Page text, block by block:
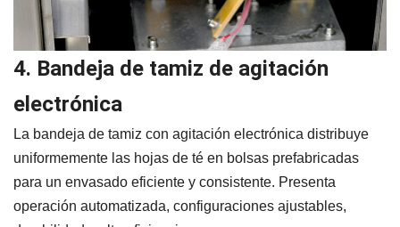
4. Bandeja de tamiz de agitación
electrónica
La bandeja de tamiz con agitación electrónica distribuye
uniformemente las hojas de té en bolsas prefabricadas
para un envasado eficiente y consistente. Presenta
operación automatizada, configuraciones ajustables,